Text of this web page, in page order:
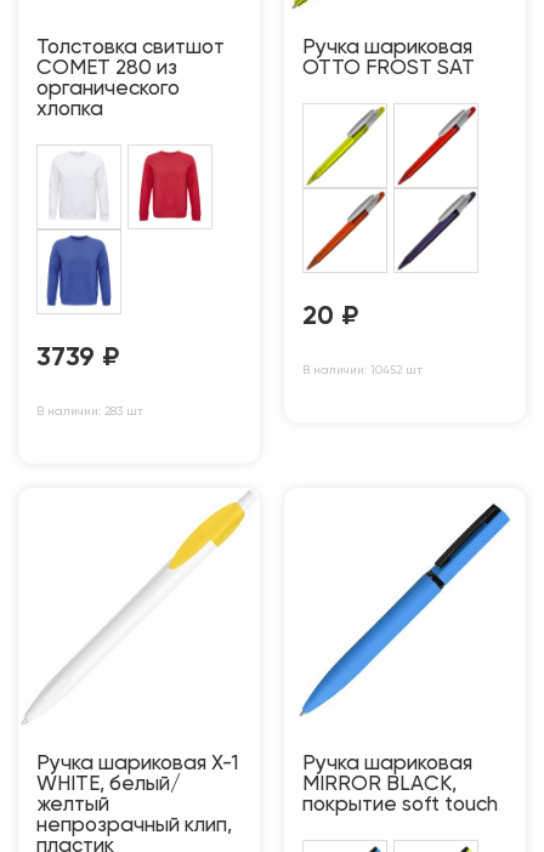
Толстовка свитшот
COMET 280 из
органического
хлопка
3739 ₽
В наличии: 283 шт
Ручка шариковая
OTTO FROST SAT
20 ₽
В наличии: 10452 шт
Ручка шариковая X-1
WHITE, белый/
желтый
непрозрачный клип,
пластик
Ручка шариковая
MIRROR BLACK,
покрытие soft touch